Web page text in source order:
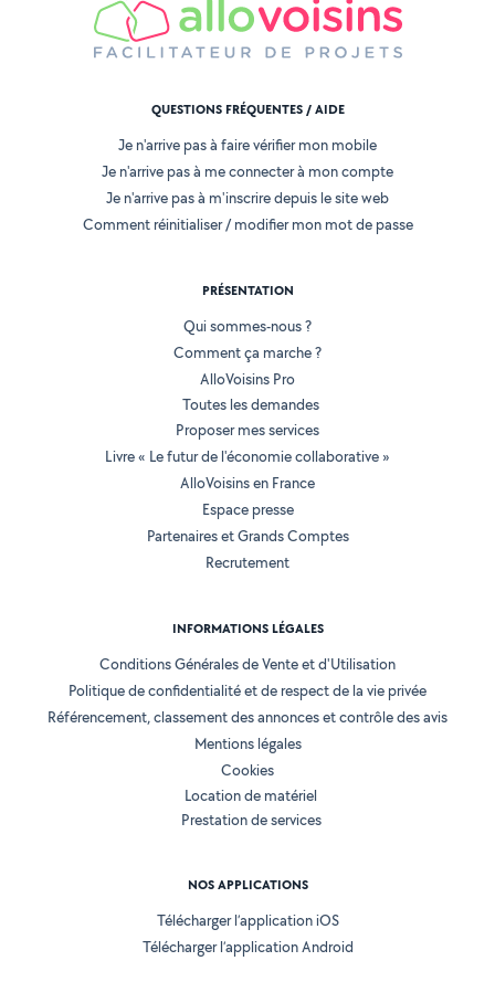
QUESTIONS FRÉQUENTES / AIDE
Je n'arrive pas à faire vérifier mon mobile
Je n'arrive pas à me connecter à mon compte
Je n'arrive pas à m'inscrire depuis le site web
Comment réinitialiser / modifier mon mot de passe
PRÉSENTATION
Qui sommes-nous ?
Comment ça marche ?
AlloVoisins Pro
Toutes les demandes
Proposer mes services
Livre « Le futur de l'économie collaborative »
AlloVoisins en France
Espace presse
Partenaires et Grands Comptes
Recrutement
INFORMATIONS LÉGALES
Conditions Générales de Vente et d'Utilisation
Politique de confidentialité et de respect de la vie privée
Référencement, classement des annonces et contrôle des avis
Mentions légales
Cookies
Location de matériel
Prestation de services
NOS APPLICATIONS
Télécharger l’application iOS
Télécharger l’application Android